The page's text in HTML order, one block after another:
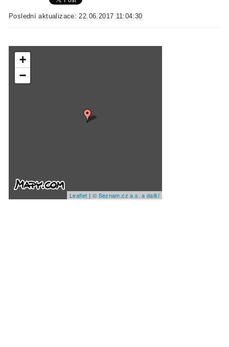
Poslední aktualizace: 22.06.2017 11:04:30
+
−
Leaflet | © Seznam.cz a.s. a další